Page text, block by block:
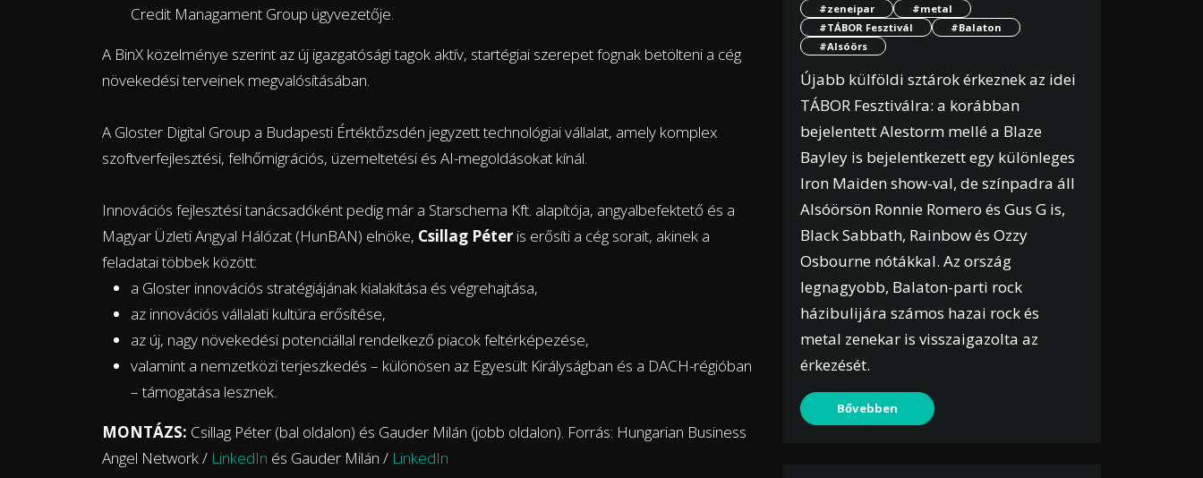
Credit Managament Group ügyvezetője.
A BinX közelménye szerint az új igazgatósági tagok aktív, startégiai szerepet fognak betölteni a cég
növekedési terveinek megvalósításában.
A Gloster Digital Group a Budapesti Értéktőzsdén jegyzett technológiai vállalat, amely komplex
szoftverfejlesztési, felhőmigrációs, üzemeltetési és AI-megoldásokat kínál.
Innovációs fejlesztési tanácsadóként pedig már a Starschema Kft. alapítója, angyalbefektető és a
Magyar Üzleti Angyal Hálózat (HunBAN) elnöke, Csillag Péter is erősíti a cég sorait, akinek a
feladatai többek között:
a Gloster innovációs stratégiájának kialakítása és végrehajtása,
az innovációs vállalati kultúra erősítése,
az új, nagy növekedési potenciállal rendelkező piacok feltérképezése,
valamint a nemzetközi terjeszkedés – különösen az Egyesült Királyságban és a DACH-régióban
– támogatása lesznek.
MONTÁZS: Csillag Péter (bal oldalon) és Gauder Milán (jobb oldalon). Forrás: Hungarian Business
Angel Network / LinkedIn és Gauder Milán / LinkedIn
#zeneipar
#metal
#TÁBOR Fesztivál
#Balaton
#Alsóörs
Újabb külföldi sztárok érkeznek az idei
TÁBOR Fesztiválra: a korábban
bejelentett Alestorm mellé a Blaze
Bayley is bejelentkezett egy különleges
Iron Maiden show-val, de színpadra áll
Alsóörsön Ronnie Romero és Gus G is,
Black Sabbath, Rainbow és Ozzy
Osbourne nótákkal. Az ország
legnagyobb, Balaton-parti rock
házibulijára számos hazai rock és
metal zenekar is visszaigazolta az
érkezését.
Bővebben